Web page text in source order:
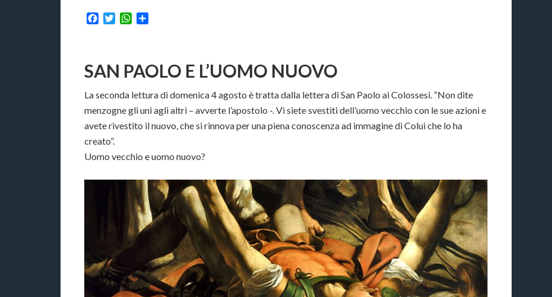
Facebook
TwitterWhatsApp
SAN PAOLO E L’UOMO NUOVO
La seconda lettura di domenica 4 agosto è tratta dalla lettera di San Paolo ai Colossesi. “Non dite
menzogne gli uni agli altri – avverte l’apostolo -. Vi siete svestiti dell’uomo vecchio con le sue azioni e
avete rivestito il nuovo, che si rinnova per una piena conoscenza ad immagine di Colui che lo ha
creato”.
Uomo vecchio e uomo nuovo?